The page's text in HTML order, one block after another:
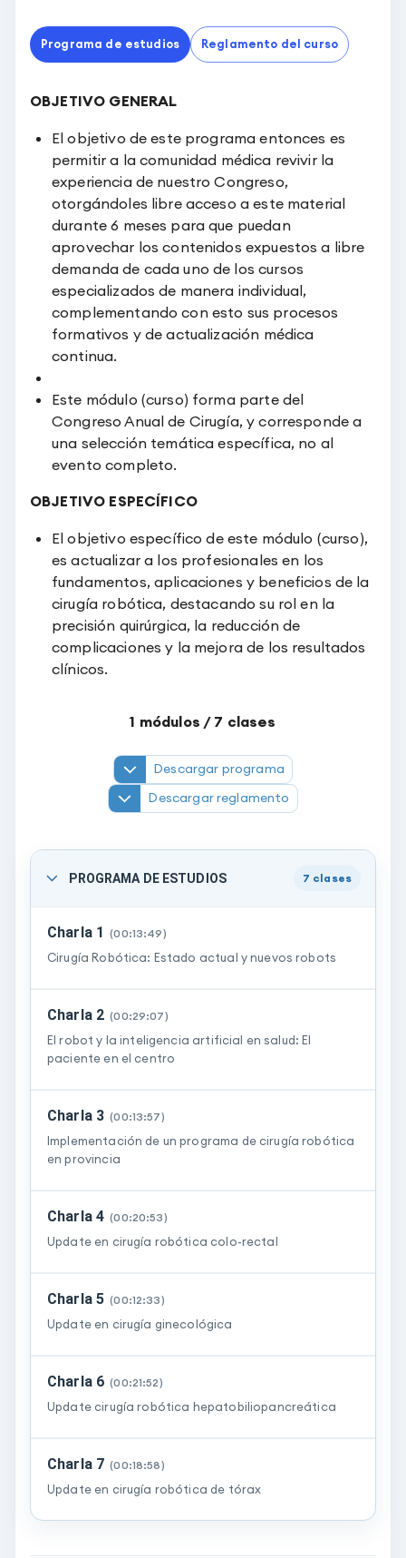
Programa de estudios Reglamento del curso
OBJETIVO GENERAL
El objetivo de este programa entonces es
permitir a la comunidad médica revivir la
experiencia de nuestro Congreso,
otorgándoles libre acceso a este material
durante 6 meses para que puedan
aprovechar los contenidos expuestos a libre
demanda de cada uno de los cursos
especializados de manera individual,
complementando con esto sus procesos
formativos y de actualización médica
continua.
Este módulo (curso) forma parte del
Congreso Anual de Cirugía, y corresponde a
una selección temática específica, no al
evento completo.
OBJETIVO ESPECÍFICO
El objetivo específico de este módulo (curso),
es actualizar a los profesionales en los
fundamentos, aplicaciones y beneficios de la
cirugía robótica, destacando su rol en la
precisión quirúrgica, la reducción de
complicaciones y la mejora de los resultados
clínicos.
1 módulos / 7 clases
Descargar programa
Descargar reglamento
PROGRAMA DE ESTUDIOS 7 clases
Charla 1 (00:13:49)
Cirugía Robótica: Estado actual y nuevos robots
Charla 2 (00:29:07)
El robot y la inteligencia artificial en salud: El
paciente en el centro
Charla 3 (00:13:57)
Implementación de un programa de cirugía robótica
en provincia
Charla 4 (00:20:53)
Update en cirugía robótica colo-rectal
Charla 5 (00:12:33)
Update en cirugía ginecológica
Charla 6 (00:21:52)
Update cirugía robótica hepatobiliopancreática
Charla 7 (00:18:58)
Update en cirugía robótica de tórax